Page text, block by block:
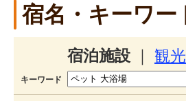
宿名・キーワー
宿泊施設 観
キーワード